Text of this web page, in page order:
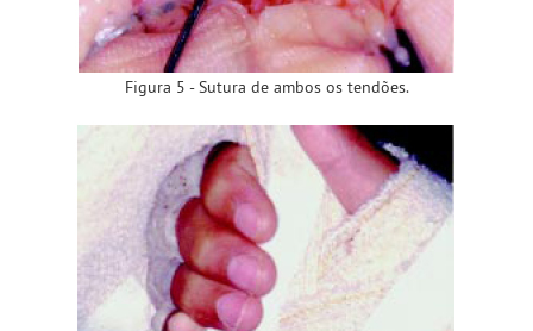
Figura 5 - Sutura de ambos os tendões.